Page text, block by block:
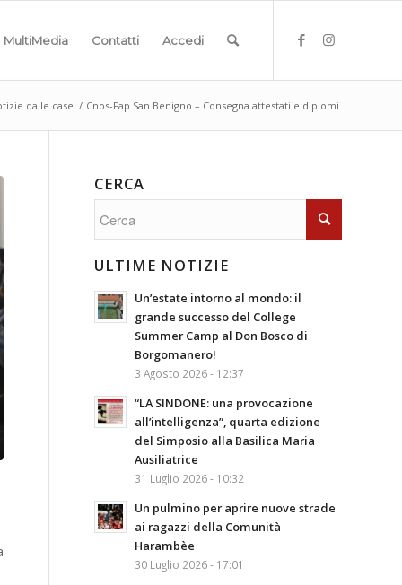
MultiMedia Contatti Accedi
dalle case / Cnos-Fap San Benigno – Consegna attestati e diplomi
CERCA
ULTIME NOTIZIE
Un’estate intorno al mondo: il
grande successo del College
Summer Camp al Don Bosco di
Borgomanero!
3 Agosto 2026 - 12:37
“LA SINDONE: una provocazione
all’intelligenza”, quarta edizione
del Simposio alla Basilica Maria
Ausiliatrice
31 Luglio 2026 - 10:32
Un pulmino per aprire nuove strade
ai ragazzi della Comunità
Harambèe
30 Luglio 2026 - 17:01